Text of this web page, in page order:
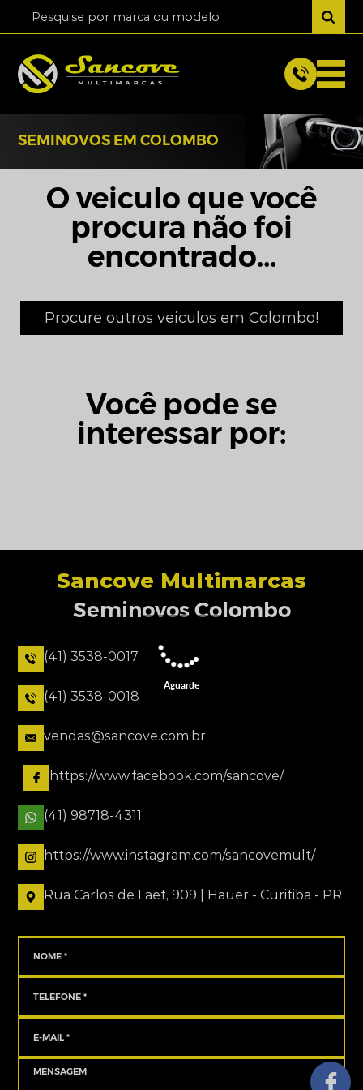
SEMINOVOS EM COLOMBO
O veiculo que você
procura não foi
encontrado...
Procure outros veiculos em Colombo!
Você pode se
interessar por:
Sancove Multimarcas
Seminovos Colombo
(41) 3538-0017
(41) 3538-0018
vendas@sancove.com.br
https://www.facebook.com/sancove/
(41) 98718-4311
https://www.instagram.com/sancovemult/
Rua Carlos de Laet, 909 | Hauer - Curitiba - PR
Aguarde